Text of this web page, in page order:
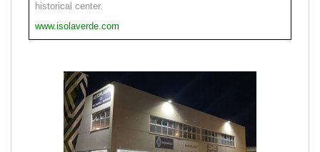
historical center.
www.isolaverde.com